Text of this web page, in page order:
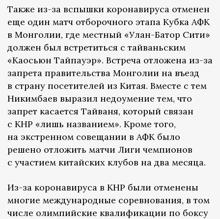
Также из-за вспышки коронавируса отменен
еще один матч отборочного этапа Кубка АФК
в Монголии, где местный «Улан-Батор Сити»
должен был встретиться с тайваньским
«Каосьюн Тайпауэр». Встреча отложена из-за
запрета правительства Монголии на въезд
в страну посетителей из Китая. Вместе с тем
Никимбаев выразил недоумение тем, что
запрет касается Тайваня, который связан
с КНР «лишь названием». Кроме того,
на экстренном совещании в АФК было
решено отложить матчи Лиги чемпионов
с участием китайских клубов на два месяца.
Из-за коронавируса в КНР были отменены
многие международные соревнования, в том
числе олимпийские квалификации по боксу